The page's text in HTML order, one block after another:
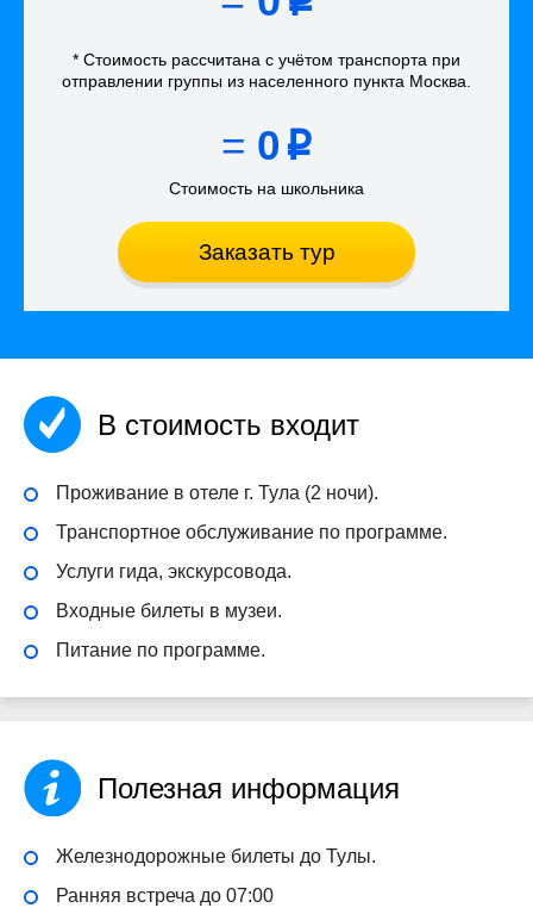
* Стоимость рассчитана с учётом транспорта при
отправлении группы из населенного пункта Москва
= 0 p
Стоимость на школьника
Заказать тур
В стоимость входит
Проживание в отеле г. Тула (2 ночи).
Транспортное обслуживание по программе.
Услуги гида, экскурсовода.
Входные билеты в музеи.
Питание по программе.
Полезная информация
Железнодорожные билеты до Тулы.
Ранняя встреча до 07:00